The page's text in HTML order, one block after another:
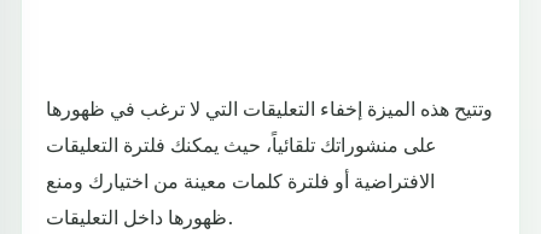
وتتيح هذه الميزة إخفاء التعليقات التي لا ترغب في ظهورها
على منشوراتك تلقائياً، حيث يمكنك فلترة التعليقات
الافتراضية أو فلترة كلمات معينة من اختيارك ومنع
ظهورها داخل التعليقات.